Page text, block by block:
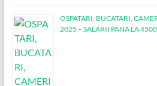
OSPATARI, BUCATARI,
2025 – SALARII PANA LA